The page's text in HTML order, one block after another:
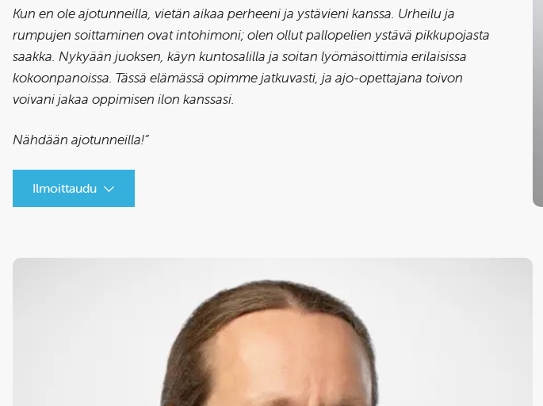
Kun en ole ajotunneilla, vietän aikaa perheeni ja ystävieni kanssa. Urheilu ja
rumpujen soittaminen ovat intohimoni; olen ollut pallopelien ystävä pikkupojasta
saakka. Nykyään juoksen, käyn kuntosalilla ja soitan lyömäsoittimia erilaisissa
kokoonpanoissa. Tässä elämässä opimme jatkuvasti, ja ajo-opettajana toivon
voivani jakaa oppimisen ilon kanssasi.
Nähdään ajotunneilla!”
Ilmoittaudu